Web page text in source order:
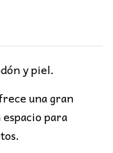
y piel.
una gran
para